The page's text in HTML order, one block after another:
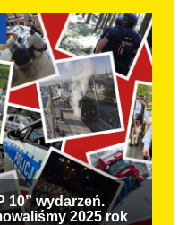
10” wydarzeń.
2025 rok